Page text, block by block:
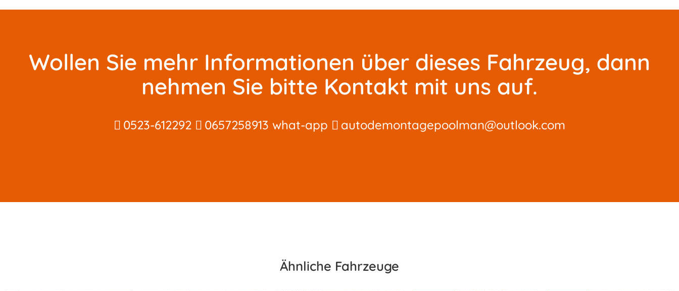
Wollen Sie mehr Informationen über dieses Fahrzeug, dann
nehmen Sie bitte Kontakt mit uns auf.
0523-612292 0657258913 what-app autodemontagepoolman@outlook.com
Ähnliche Fahrzeuge